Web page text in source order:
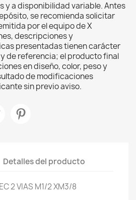
y a disponibilidad variable. Antes
se recomienda solicitar
por el equipo de X
descripciones y
presentadas tienen carácter
de referencia; el producto final
en diseño, color, peso y
de modificaciones
sin previo aviso.
Detalles del producto
2 VIAS M1/2 XM3/8